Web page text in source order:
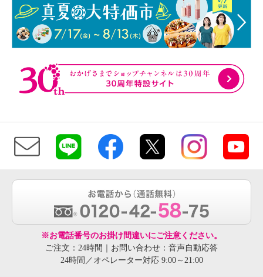
※お電話番号のお掛け間違いにご注意ください。
ご注文：24時間｜お問い合わせ：音声自動応答
24時間／オペレーター対応 9:00～21:00